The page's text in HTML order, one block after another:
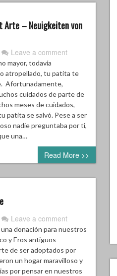
Arte – Neuigkeiten von
Leave a comment
mayor, todavía
atropellado, tu patita te
Afortunadamente,
cuidados de parte de
meses de cuidados,
patita se salvó. Pese a ser
nadie preguntaba por ti,
una…
Read More >>
Leave a comment
donación para nuestros
y Eros antiguos
de ser adoptados por
un hogar maravilloso y
por pensar en nuestros